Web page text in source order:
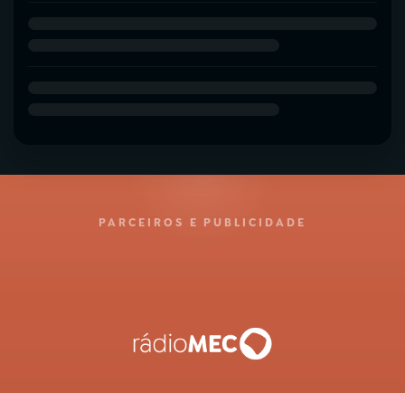
PARCEIROS E PUBLICIDADE